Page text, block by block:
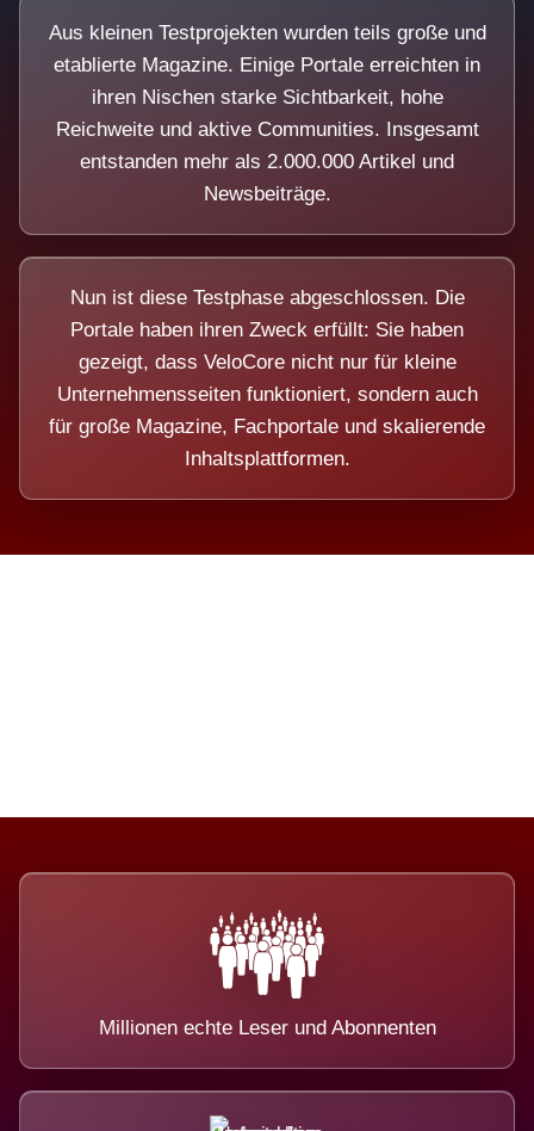
Aus kleinen Testprojekten wurden teils große und
etablierte Magazine. Einige Portale erreichten in
ihren Nischen starke Sichtbarkeit, hohe
Reichweite und aktive Communities. Insgesamt
entstanden mehr als 2.000.000 Artikel und
Newsbeiträge.
Nun ist diese Testphase abgeschlossen. Die
Portale haben ihren Zweck erfüllt: Sie haben
gezeigt, dass VeloCore nicht nur für kleine
Unternehmensseiten funktioniert, sondern auch
für große Magazine, Fachportale und skalierende
Inhaltsplattformen.
Millionen echte Leser und Abonnenten